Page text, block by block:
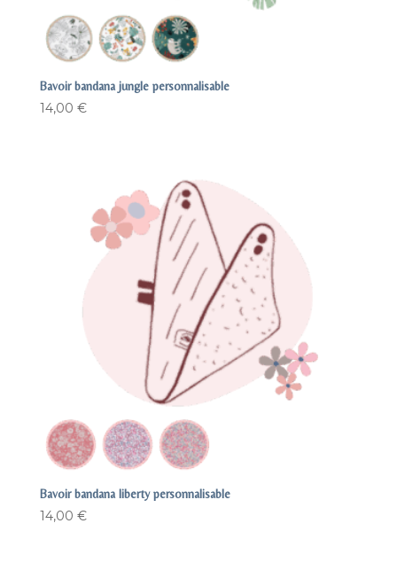
Bavoir bandana jungle personnalisable
14,00 €
Bavoir bandana liberty personnalisable
14,00 €